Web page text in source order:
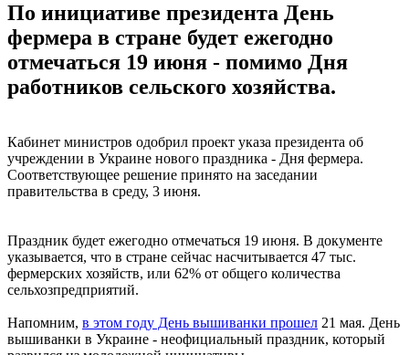
По инициативе президента День
фермера в стране будет ежегодно
отмечаться 19 июня - помимо Дня
работников сельского хозяйства.
Кабинет министров одобрил проект указа президента об
учреждении в Украине нового праздника - Дня фермера.
Соответствующее решение принято на заседании
правительства в среду, 3 июня.
Праздник будет ежегодно отмечаться 19 июня. В документе
указывается, что в стране сейчас насчитывается 47 тыс.
фермерских хозяйств, или 62% от общего количества
сельхозпредприятий.
Напомним, в этом году День вышиванки прошел 21 мая. День
вышиванки в Украине - неофициальный праздник, который